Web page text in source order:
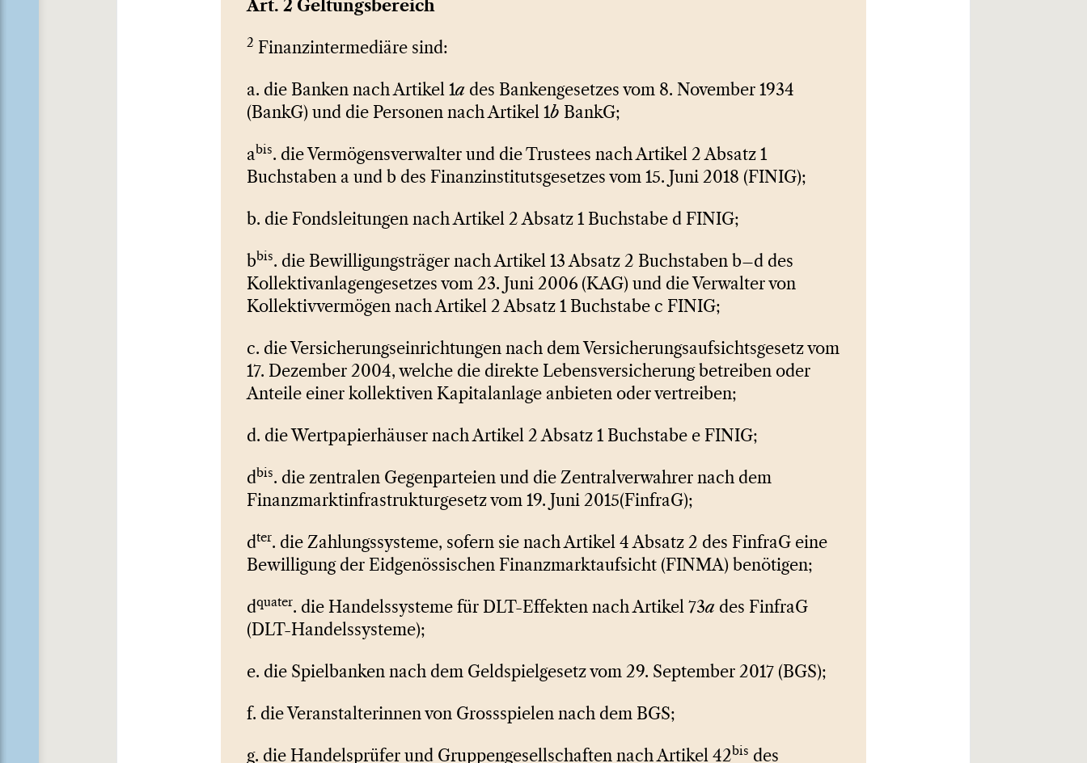
Art. 2 Geltungsbereich
2 Finanzintermediäre sind:
a. die Banken nach Artikel 1a des Bankengesetzes vom 8. November 1934
(BankG) und die Personen nach Artikel 1b BankG;
abis. die Vermögensverwalter und die Trustees nach Artikel 2 Absatz 1
Buchstaben a und b des Finanzinstitutsgesetzes vom 15. Juni 2018 (FINIG);
b. die Fondsleitungen nach Artikel 2 Absatz 1 Buchstabe d FINIG;
bbis. die Bewilligungsträger nach Artikel 13 Absatz 2 Buchstaben b–d des
Kollektivanlagengesetzes vom 23. Juni 2006 (KAG) und die Verwalter von
Kollektivvermögen nach Artikel 2 Absatz 1 Buchstabe c FINIG;
c. die Versicherungseinrichtungen nach dem Versicherungsaufsichtsgesetz vom
17. Dezember 2004, welche die direkte Lebensversicherung betreiben oder
Anteile einer kollektiven Kapitalanlage anbieten oder vertreiben;
d. die Wertpapierhäuser nach Artikel 2 Absatz 1 Buchstabe e FINIG;
dbis. die zentralen Gegenparteien und die Zentralverwahrer nach dem
Finanzmarktinfrastrukturgesetz vom 19. Juni 2015(FinfraG);
dter. die Zahlungssysteme, sofern sie nach Artikel 4 Absatz 2 des FinfraG eine
Bewilligung der Eidgenössischen Finanzmarktaufsicht (FINMA) benötigen;
dquater. die Handelssysteme für DLT-Effekten nach Artikel 73a des FinfraG
(DLT-Handelssysteme);
e. die Spielbanken nach dem Geldspielgesetz vom 29. September 2017 (BGS);
f. die Veranstalterinnen von Grossspielen nach dem BGS;
g. die Handelsprüfer und Gruppengesellschaften nach Artikel 42bis des